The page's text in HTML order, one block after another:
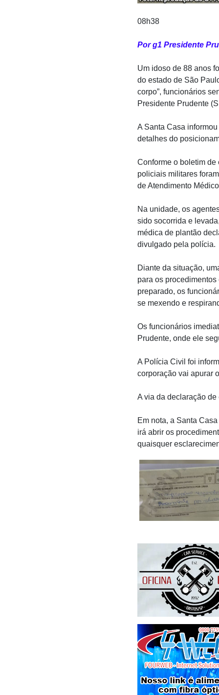
08h38
Por g1 Presidente
Um idoso de 88 anos
do estado de São
corpo”, funcionários
Presidente Prudente
A Santa Casa
detalhes do
Conforme o boletim
policiais militares
de Atendimento
Na unidade, os
sido socorrida e
médica de plantão
divulgado pela polícia.
Diante da situação,
para os
preparado, os
se mexendo e
Os funcionários
Prudente, onde ele
A Polícia Civil foi
corporação vai apurar
A via da declaração
Em nota, a Santa
irá abrir os
quaisquer